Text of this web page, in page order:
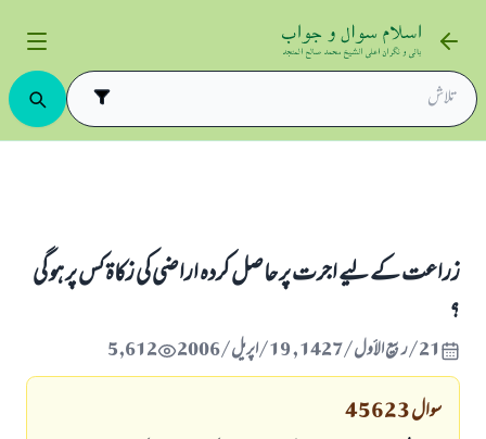
زراعت كے ليے اجرت پر حاصل كردہ اراضى كى زكاۃ كس پر ہو گى
؟
21/ربيع الأول/1427 , 19/اپریل/2006 5,612
سوال45623